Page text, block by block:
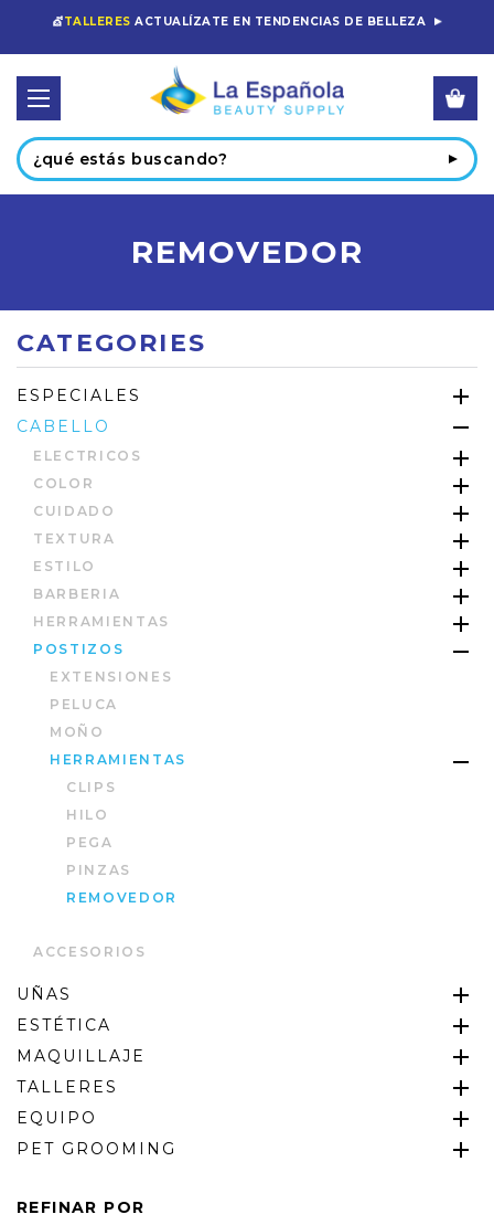
💇TALLERES ACTUALÍZATE EN TENDENCIAS DE BELLEZA
Buscar
REMOVEDOR
CATEGORIES
ESPECIALES
CABELLO
ELECTRICOS
COLOR
CUIDADO
TEXTURA
ESTILO
BARBERIA
HERRAMIENTAS
POSTIZOS
EXTENSIONES
PELUCA
MOÑO
HERRAMIENTAS
CLIPS
HILO
PEGA
PINZAS
REMOVEDOR
ACCESORIOS
UÑAS
ESTÉTICA
MAQUILLAJE
TALLERES
EQUIPO
PET GROOMING
REFINAR POR